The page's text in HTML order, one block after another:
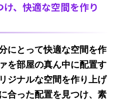
、快適な空間を作り
にとって快適な空間を作
を部屋の真ん中に配置す
ジナルな空間を作り上げ
合った配置を見つけ、素